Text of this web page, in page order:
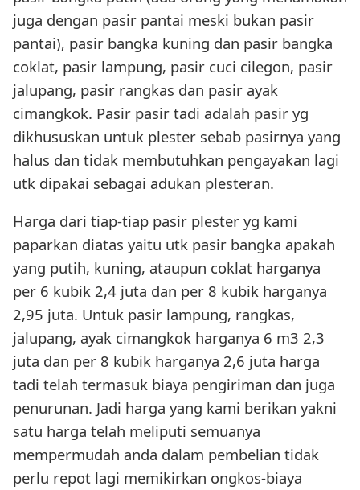
juga dengan pasir pantai meski bukan pasir
pantai), pasir bangka kuning dan pasir bangka
coklat, pasir lampung, pasir cuci cilegon, pasir
jalupang, pasir rangkas dan pasir ayak
cimangkok. Pasir pasir tadi adalah pasir yg
dikhususkan untuk plester sebab pasirnya yang
halus dan tidak membutuhkan pengayakan lagi
utk dipakai sebagai adukan plesteran.
Harga dari tiap-tiap pasir plester yg kami
paparkan diatas yaitu utk pasir bangka apakah
yang putih, kuning, ataupun coklat harganya
per 6 kubik 2,4 juta dan per 8 kubik harganya
2,95 juta. Untuk pasir lampung, rangkas,
jalupang, ayak cimangkok harganya 6 m3 2,3
juta dan per 8 kubik harganya 2,6 juta harga
tadi telah termasuk biaya pengiriman dan juga
penurunan. Jadi harga yang kami berikan yakni
satu harga telah meliputi semuanya
mempermudah anda dalam pembelian tidak
perlu repot lagi memikirkan ongkos-biaya